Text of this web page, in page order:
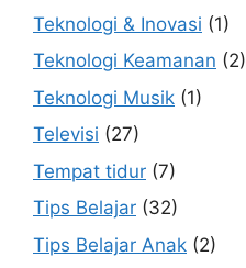
Teknologi & Inovasi (1)
Teknologi Keamanan (2)
Teknologi Musik (1)
Televisi (27)
Tempat tidur (7)
Tips Belajar (32)
Tips Belajar Anak (2)